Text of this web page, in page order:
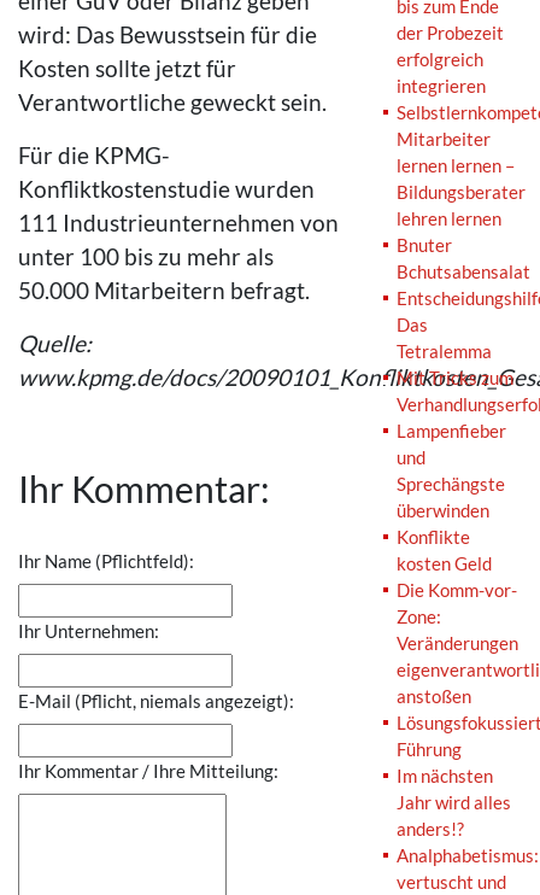
wird: Das Bewusstsein für die
Kosten sollte jetzt für
Verantwortliche geweckt sein.
Für die KPMG-
Konfliktkostenstudie wurden
111 Industrieunternehmen von
unter 100 bis zu mehr als
50.000 Mitarbeitern befragt.
Quelle:
www.kpmg.de/docs/
Ihr Kommentar:
Ihr Name (Pflichtfeld):
Ihr Unternehmen:
E-Mail (Pflicht, niemals angezeigt):
Ihr Kommentar / Ihre Mitteilung:
bis zum Ende
der Probezeit
erfolgreich
integrieren
Mitarbeiter
lernen lernen –
Bildungsberater
lehren lernen
Bnuter
Bchutsabensalat
Das
Tetralemma
Mit Tricks zum
Lampenfieber
und
Sprechängste
überwinden
Konflikte
kosten Geld
Die Komm-vor-
Zone:
Veränderungen
anstoßen
Führung
Im nächsten
Jahr wird alles
anders!?
Analphabetismus:
vertuscht und